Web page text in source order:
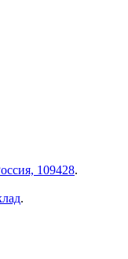
109428.
.